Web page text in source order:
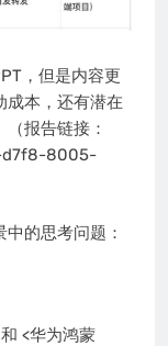
，但是内容更
成本，还有潜在
报告链接：
d7f8-8005-
的思考问题：
<华为鸿蒙